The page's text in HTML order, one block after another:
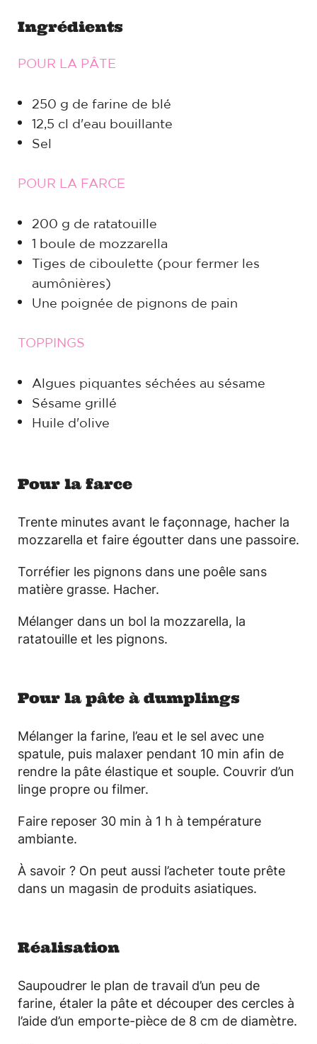
Ingrédients
POUR LA PÂTE
250 g de farine de blé
12,5 cl d'eau bouillante
Sel
POUR LA FARCE
200 g de ratatouille
1 boule de mozzarella
Tiges de ciboulette (pour fermer les
aumônières)
Une poignée de pignons de pain
TOPPINGS
Algues piquantes séchées au sésame
Sésame grillé
Huile d'olive
Pour la farce
Trente minutes avant le façonnage, hacher la
mozzarella et faire égoutter dans une passoire.
Torréfier les pignons dans une poêle sans
matière grasse. Hacher.
Mélanger dans un bol la mozzarella, la
ratatouille et les pignons.
Pour la pâte à dumplings
Mélanger la farine, l’eau et le sel avec une
spatule, puis malaxer pendant 10 min afin de
rendre la pâte élastique et souple. Couvrir d’un
linge propre ou filmer.
Faire reposer 30 min à 1 h à température
ambiante.
À savoir ? On peut aussi l’acheter toute prête
dans un magasin de produits asiatiques.
Réalisation
Saupoudrer le plan de travail d’un peu de
farine, étaler la pâte et découper des cercles à
l’aide d’un emporte-pièce de 8 cm de diamètre.